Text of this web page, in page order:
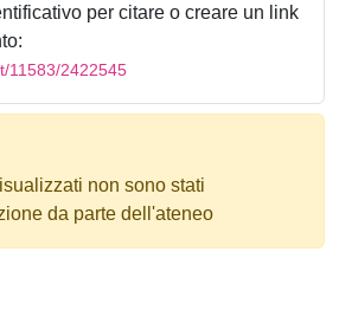
per citare o creare un link
11583/2422545
non sono stati
da parte dell'ateneo